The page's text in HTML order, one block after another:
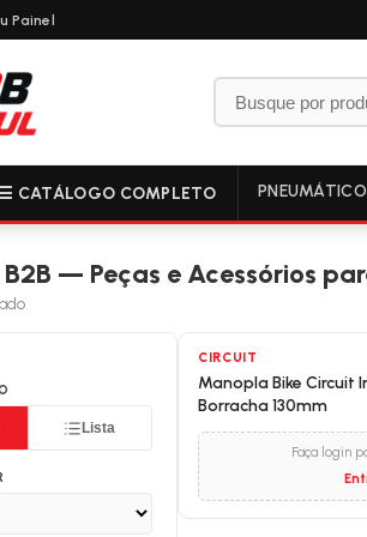
Painel
☰ CATÁLOGO COMPLETO
— Peças e Acessórios
Lista
CIRCUIT
Manopla Bike Circuit
Borracha 130mm
Faça login